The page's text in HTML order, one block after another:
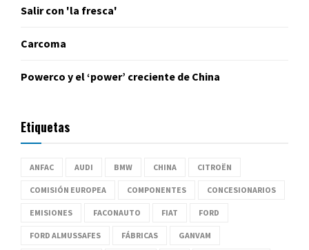
Salir con 'la fresca'
Carcoma
Powerco y el ‘power’ creciente de China
Etiquetas
ANFAC AUDI BMW CHINA CITROËN
COMISIÓN EUROPEA COMPONENTES CONCESIONARIOS
EMISIONES FACONAUTO FIAT FORD
FORD ALMUSSAFES FÁBRICAS GANVAM